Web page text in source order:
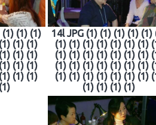
(1) (1) (1)
(1) (1)
(1) (1)
(1) (1)
(1) (1)
14l JPG (1) (1) (1) (1) (1)
(1) (1) (1) (1) (1) (1) (1)
(1) (1) (1) (1) (1) (1) (1)
(1) (1) (1) (1) (1) (1) (1)
(1) (1) (1) (1) (1) (1) (1)
(1) (1) (1) (1)